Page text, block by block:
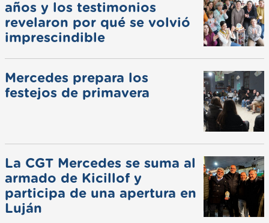
años y los testimonios
revelaron por qué se volvió
imprescindible
Mercedes prepara los
festejos de primavera
La CGT Mercedes se suma al
armado de Kicillof y
participa de una apertura en
Luján